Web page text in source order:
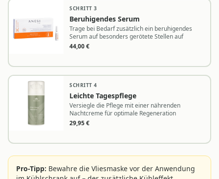
SCHRITT 3
Beruhigendes Serum
Trage bei Bedarf zusätzlich ein beruhigendes
Serum auf besonders gerötete Stellen auf
44,00€
SCHRITT 4
Leichte Tagespflege
Versiegle die Pflege mit einer nährenden
Nachtcreme für optimale Regeneration
29,95€
Pro-Tipp: Bewahre die Vliesmaske vor der Anwendung